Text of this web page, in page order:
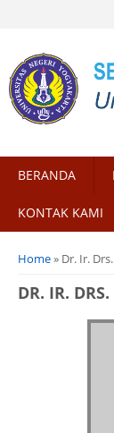
BERANDA
KONTAK KAMI
You are here
Home» Dr. Ir.
DR. IR.